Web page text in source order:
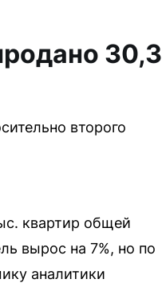
30,3
второго
квартир общей
вырос на 7%, но по
аналитики